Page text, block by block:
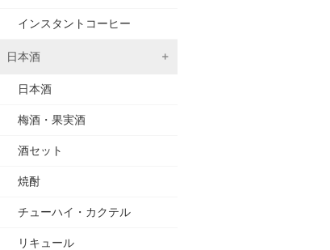
インスタントコーヒー
日本酒
日本酒
梅酒・果実酒
酒セット
焼酎
チューハイ・カクテル
リキュール